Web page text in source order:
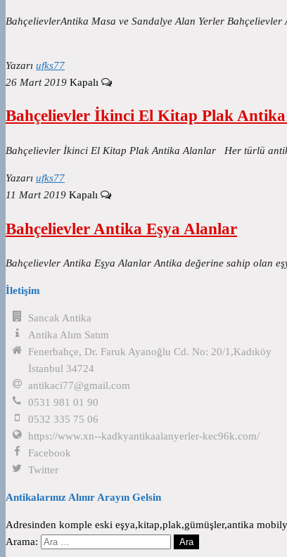
BahçelievlerAntika Masa ve Sandalye Alan Yerler
Yazarı ufks77
26 Mart 2019 Kapalı
Bahçelievler İkinci El Kitap Plak
Bahçelievler İkinci El Kitap Plak Antika Alanlar Her türlü
Yazarı ufks77
11 Mart 2019 Kapalı
Bahçelievler Antika Eşya Alanlar
Bahçelievler Antika Eşya Alanlar Antika değerine sahip olan
İletişim
Sancak Antika
Antika Alım Satım
Fenerbahçe, Dr. Faruk Ayanoğlu Cd. No: 20/1,Kadıköy
İstanbul 34724
antikaci77@gmail.com
0531 981 01 90
0532 335 75 06
https://www.xn--kadkyantikaalanyerler-kec96k.com/
Facebook
Twitter
Antikalarınız Alınır Arayın Gelsin
Adresinden komple eski eşya,kitap,plak,gümüşler,antika
Arama: